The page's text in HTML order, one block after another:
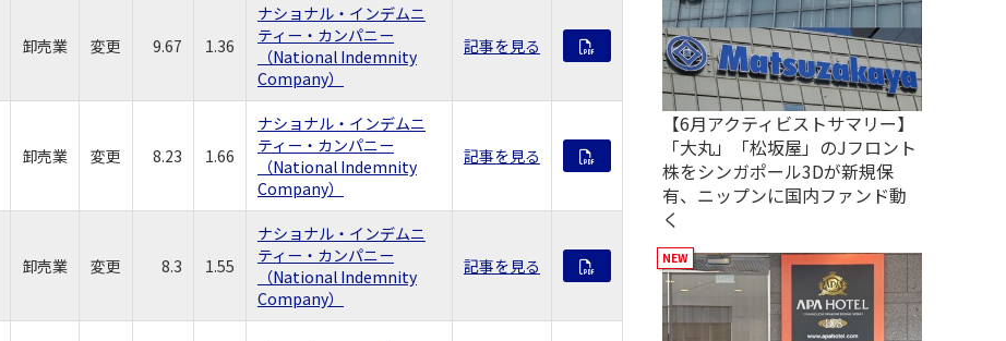
卸売業 変更 9.67 1.36
ナショナル・インデムニ
ティー・カンパニー
（National Indemnity
Company）
記事を見る
卸売業 変更 8.23 1.66
ナショナル・インデムニ
ティー・カンパニー
（National Indemnity
Company）
記事を見る
卸売業 変更 8.3 1.55
ナショナル・インデムニ
ティー・カンパニー
（National Indemnity
Company）
記事を見る
【6月アクティビストサマリー】
「大丸」「松坂屋」のJフロント
株をシンガポール3Dが新規保
有、ニップンに国内ファンド動
く